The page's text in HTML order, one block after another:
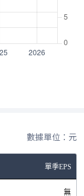
數據單位：元
單季EPS
無